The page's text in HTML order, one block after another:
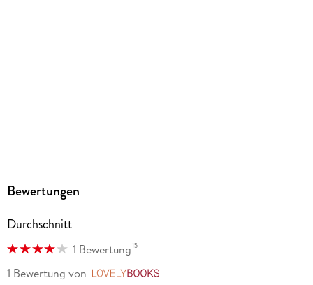
Bewertungen
Durchschnitt
1 Bewertung15
1 Bewertung von